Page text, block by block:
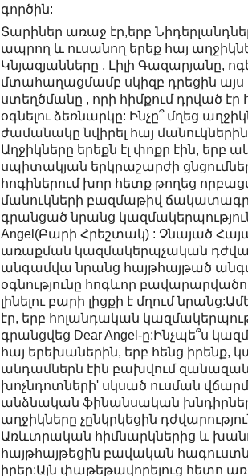
գործին:
Տարիներ առաջ էր,երբ
ապրող և ուսանող երեք հայ
Կնյազյանները , Լիլի Գազարյանը,
մտահաղացմամբ սկիզբ դրեցին
ստեղծմանը , որի հիմքում դրված էր
օգնելու ձեռնարկը: Ինչը՞ մղեց
ժամանակը նվիրել հայ
Աղջիկները երեքն էլ փոքր էին,
սպիտակյան երկրաշարժի
հոգիներում խոր հետք թողեց
մանուկների բազմաթիվ
գրանցած նրանց
Angel(Բարի Հրեշտակ) : Չնայած
առաքման կազմակերպչական
անգամվա նրանց հայթհայթած
օգնությունը հոգևոր
լինելու բարի լիցքի է մղում
էր, երբ հոլանդական
գրանցվեց Dear Angel-ը:Ինչպե՞ս
հայ երեխաներին, երբ հենց իրենք,
անդամներն էին բախվում
խոչնդոտների' սկսած ուսման
անձնական ֆինանսական
աղջիկները չընկրկեցին
Առևտրական հիմնարկներից և
հայթհայթեցին բավական
իրեր:Այն փաթեթավորելուց հետո